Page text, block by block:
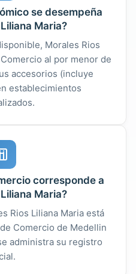
se desempeña
Maria?
Morales Rios
al por menor de
accesorios (incluye
establecimientos
corresponde a
Maria?
Rios Liliana Maria está
Comercio de Medellin
administra su registro